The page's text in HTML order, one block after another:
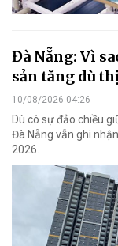
Đà Nẵng: Vì
sản tăng dù
10/08/2026 04:26
Dù có sự đảo chiều
Đà Nẵng vẫn ghi
2026.